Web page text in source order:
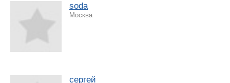
soda
Москва
сергей